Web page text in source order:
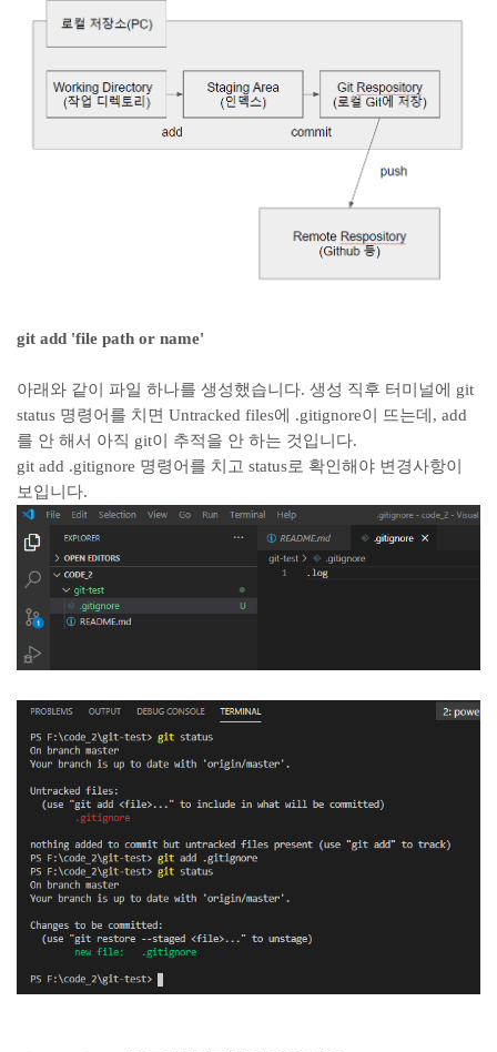
git add 'file path or name'
아래와 같이 파일 하나를 생성했습니다. 생성 직후 터미널에 git
status 명령어를 치면 Untracked files에 .gitignore이 뜨는데, add
를 안 해서 아직 git이 추적을 안 하는 것입니다.
git add .gitignore 명령어를 치고 status로 확인해야 변경사항이
보입니다.